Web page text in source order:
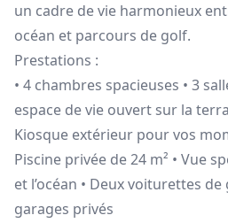
un cadre de vie harmonieux
océan et parcours de golf.
Prestations :
• 4 chambres spacieuses • 3
espace de vie ouvert sur la
Kiosque extérieur pour vos
Piscine privée de 24 m² • Vue
et l’océan • Deux voiturettes
garages privés